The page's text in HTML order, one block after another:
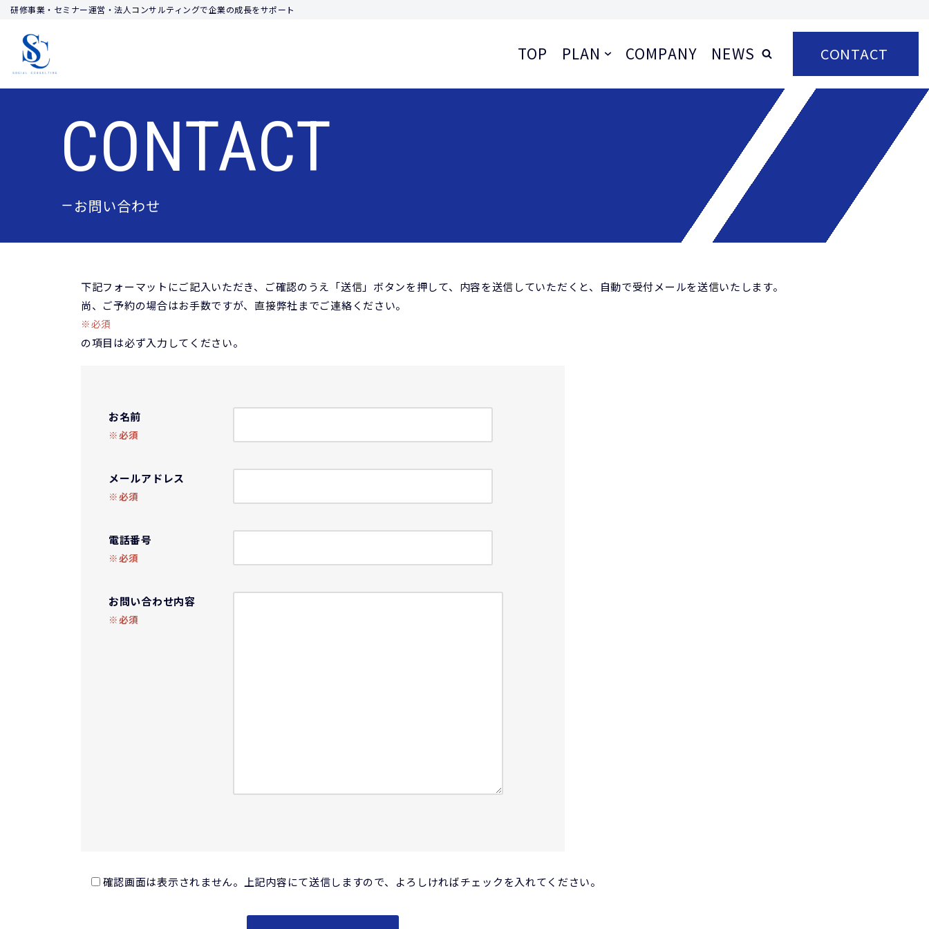
テ
研修事業・セミナー運営・法人コンサルティングで企業の成長をサポート
TOP PLAN COMPANY NEWS CONTACT
CONTACT
お問い合わせ
下記フォーマットにご記入いただき、ご確認のうえ「送信」ボタンを押して、内容を送信していただくと、自動で受付メールを送信いたします。
尚、ご予約の場合はお手数ですが、直接弊社までご連絡ください。
※必須
の項目は必ず入力してください。
お名前
※必須
メールアドレス
※必須
電話番号
※必須
お問い合わせ内容
※必須
確認画面は表示されません。上記内容にて送信しますので、よろしければチェックを入れてください。